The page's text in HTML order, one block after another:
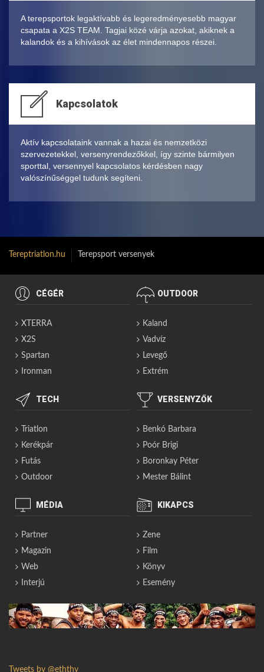
A terepsportok legaktívabb és legeredményesebb magyar
csapata a X2S TEAM. Tagjai közé várja azokat, akiknek a
kalandok és a kihívások az élet mindennapos részei.
Kapcsolatok
Aktív kapcsolataink vannak a hazai és nemzetközi
szervezetekkel, versenyrendezőkkel, így szinte bármilyen
sporttal, versennyel kapcsolatos kérdésben nagy
valószínűséggel tudunk segíteni.
Tereptriatlon.hu Terepsport versenyek
CÉGÉR
XTERRA
X2S
Spartan
Ironman
OUTDOOR
Kaland
Vadvíz
Levegő
Extrém
TECH
Triatlon
Kerékpár
Futás
Outdoor
VERSENYZŐK
Benkó Barbara
Poór Brigi
Boronkay Péter
Mester Bálint
MÉDIA
Partner
Magazin
Web
Interjú
KIKAPCS
Zene
Film
Könyv
Esemény
Tweets by @eththv